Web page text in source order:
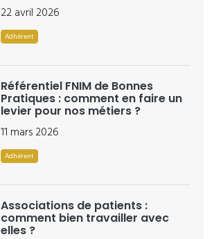
22 avril 2026
Adhérent
Référentiel FNIM de Bonnes
Pratiques : comment en faire un
levier pour nos métiers ?
11 mars 2026
Adhérent
Associations de patients :
comment bien travailler avec
elles ?